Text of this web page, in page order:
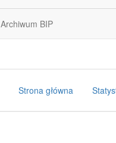
Archiwum BIP
Strona główna